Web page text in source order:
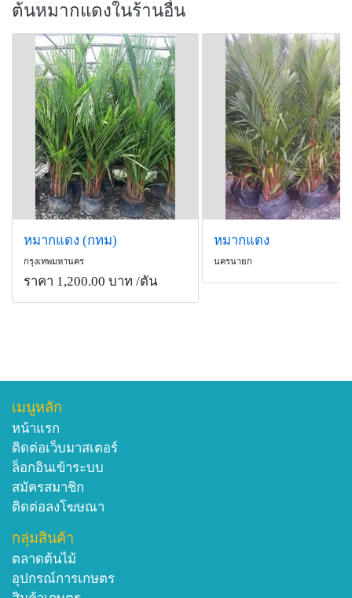
ต้นหมากแดงในร้านอื่น
หมากแดง (กทม)
กรุงเทพมหานคร
ราคา 1,200.00 บาท /ตัน
หมากแดง
นครนายก
เมนูหลัก
หน้าแรก
ติดต่อเว็บมาสเตอร์
ล็อกอินเข้าระบบ
สมัครสมาชิก
ติดต่อลงโฆษณา
กลุ่มสินค้า
ตลาดต้นไม้
อุปกรณ์การเกษตร